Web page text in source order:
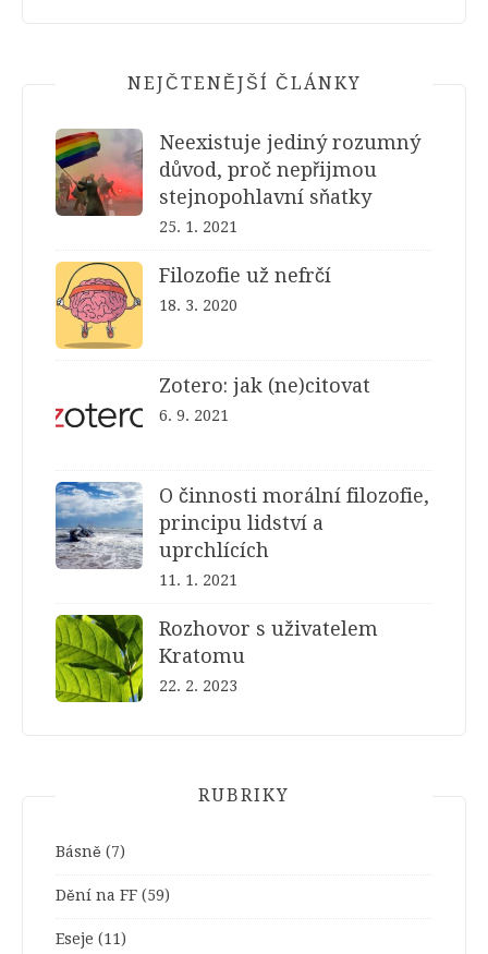
NEJČTENĚJŠÍ ČLÁNKY
Neexistuje jediný rozumný
důvod, proč nepřijmou
stejnopohlavní sňatky
25. 1. 2021
Filozofie už nefrčí
18. 3. 2020
Zotero: jak (ne)citovat
6. 9. 2021
O činnosti morální filozofie,
principu lidství a
uprchlících
11. 1. 2021
Rozhovor s uživatelem
Kratomu
22. 2. 2023
RUBRIKY
Básně (7)
Dění na FF (59)
Eseje (11)